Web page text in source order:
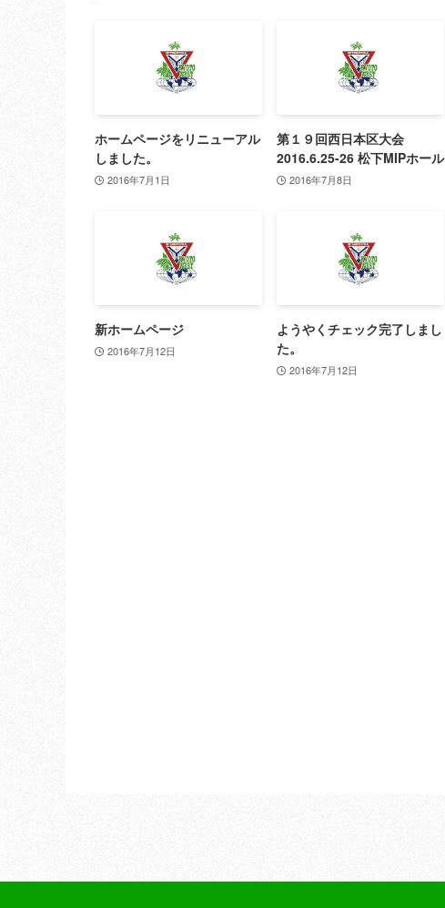
ホームページをリニューアル
しました。
2016年7月1日
第１９回西日本区大会
2016.6.25-26 松下MIPホール
2016年7月8日
新ホームページ
2016年7月12日
ようやくチェック完了しまし
た。
2016年7月12日